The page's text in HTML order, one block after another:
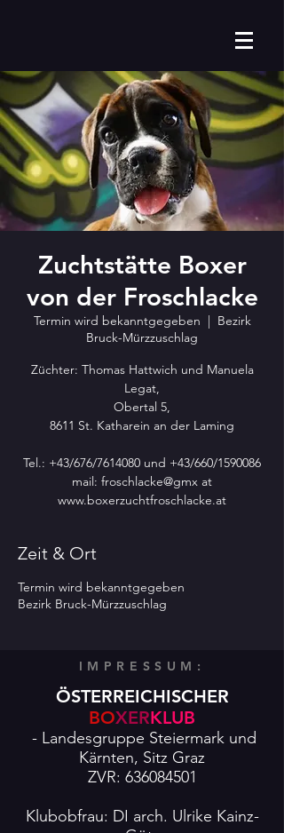
Zuchtstätte Boxer
von der Froschlacke
Termin wird bekanntgegeben
  |
Bezirk
Bruck-Mürzzuschlag
Züchter: Thomas Hattwich und Manuela
Legat,
Obertal 5,
8611 St. Katharein an der Laming
Tel.: +43/676/7614080 und +43/660/1590086
mail: froschlacke@gmx at
Zeit & Ort
Termin wird bekanntgegeben
Bezirk Bruck-Mürzzuschlag
IMPRESSUM:
ÖSTERREICHISCHER
BOXERKLUB
- Landesgruppe Steiermark und
Kärnten, Sitz Graz
ZVR: 636084501
Klubobfrau: DI arch. Ulrike Kainz-